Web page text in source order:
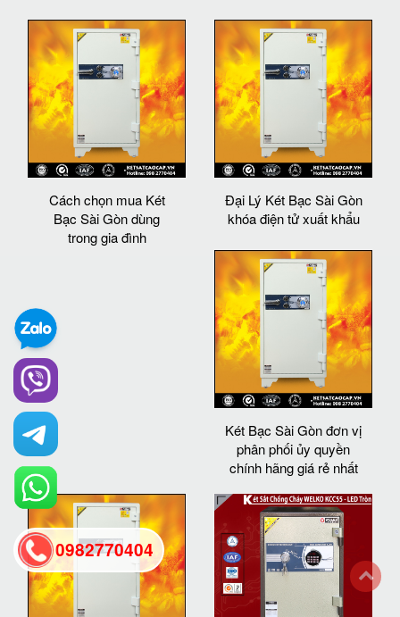
Cách chọn mua Két
Bạc Sài Gòn dùng
trong gia đình
Đại Lý Két Bạc Sài Gòn
khóa điện tử xuất khẩu
Két Bạc Sài Gòn đơn vị
phân phối ủy quyền
chính hãng giá rẻ nhất
0982770404